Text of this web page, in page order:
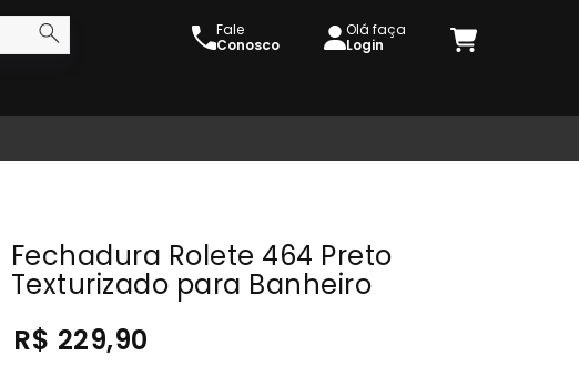
Fale
Conosco
Olá faça
Login
Fechadura Rolete 464 Preto
Texturizado para Banheiro
R$ 229,90